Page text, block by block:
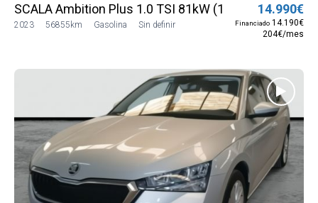
SCALA Ambition Plus 1.0 TSI 81kW (110 CV)
2023 56855km Gasolina Sin definir
14.990€
Financiado 14.190€
204€/mes